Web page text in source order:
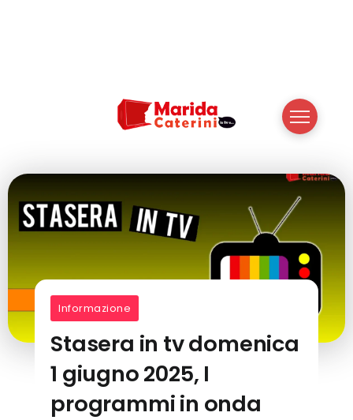
Informazione
Stasera in tv domenica
1 giugno 2025, I
programmi in onda